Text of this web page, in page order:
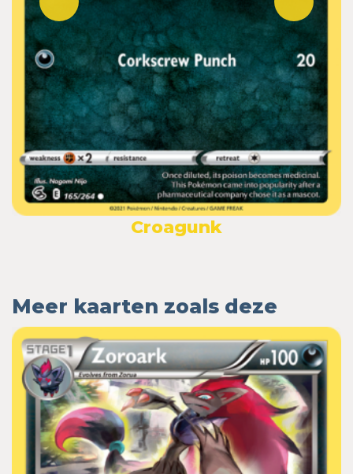
Croagunk
Meer kaarten zoals deze